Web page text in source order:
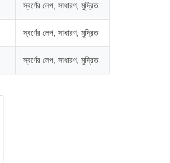
স্বর্ণের লেপ, সাধারণ, মুদ্রিত
স্বর্ণের লেপ, সাধারণ, মুদ্রিত
স্বর্ণের লেপ, সাধারণ, মুদ্রিত